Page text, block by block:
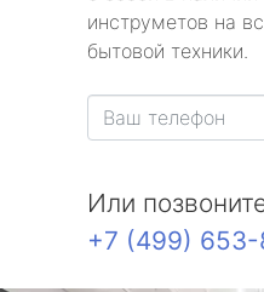
инструметов на
бытовой техники.
Или
+7 (499)